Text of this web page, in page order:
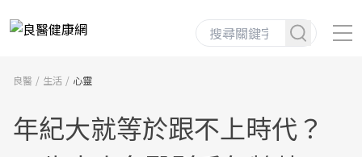
良醫 生活 心靈
年紀大就等於跟不上時代？